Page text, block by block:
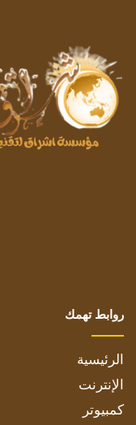
روابط تهمك
الرئيسية
الإنترنت
كمبيوتر